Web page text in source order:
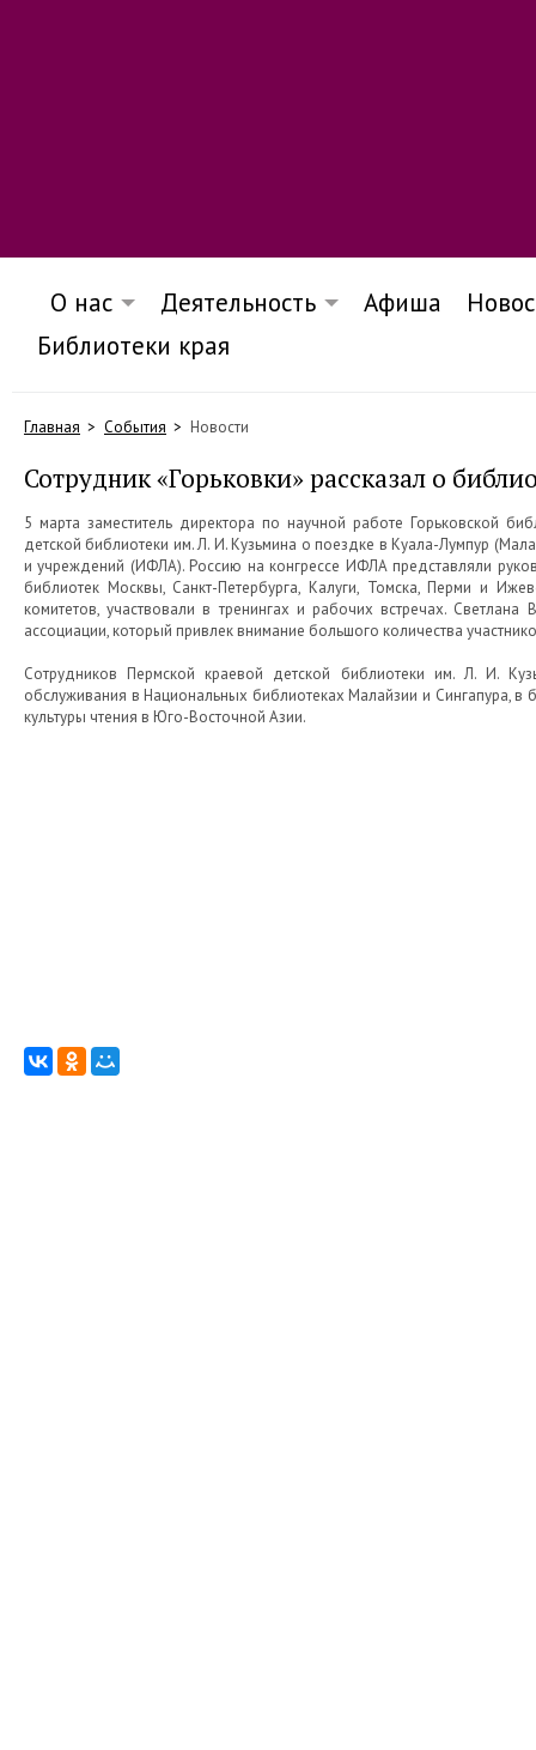
О нас Деятельность Афиша
Библиотеки края
Главная События Новости
Сотрудник «Горьковки» рассказал о
5 марта заместитель директора по научной работе Горьковской
детской библиотеки им. Л. И. Кузьмина о поездке в Куала-Лумпур
и учреждений (ИФЛА). Россию на конгрессе ИФЛА представляли
библиотек Москвы, Санкт-Петербурга, Калуги, Томска, Перми и
комитетов, участвовали в тренингах и рабочих встречах.
ассоциации, который привлек внимание большого количества
Сотрудников Пермской краевой детской библиотеки им. Л. И.
обслуживания в Национальных библиотеках Малайзии и Сингапура, в
культуры чтения в Юго-Восточной Азии.